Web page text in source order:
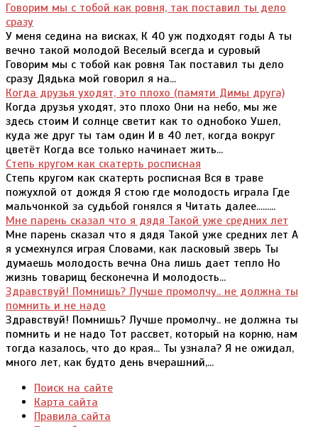
Говорим мы с тобой как ровня, так поставил ты дело
сразу
У меня седина на висках, К 40 уж подходят годы А ты
вечно такой молодой Веселый всегда и суровый
Говорим мы с тобой как ровня Так поставил ты дело
сразу Дядька мой говорил я на...
Когда друзья уходят, это плохо (памяти Димы друга)
Когда друзья уходят, это плохо Они на небо, мы же
здесь стоим И солнце светит как то однобоко Ушел,
куда же друг ты там один И в 40 лет, когда вокруг
цветёт Когда все только начинает жить...
Степь кругом как скатерть росписная
Степь кругом как скатерть росписная Вся в траве
пожухлой от дождя Я стою где молодость играла Где
мальчонкой за судьбой гонялся я Читать далее.........
Мне парень сказал что я дядя Такой уже средних лет
Мне парень сказал что я дядя Такой уже средних лет А
я усмехнулся играя Словами, как ласковый зверь Ты
думаешь молодость вечна Она лишь дает тепло Но
жизнь товарищ бесконечна И молодость...
Здравствуй! Помнишь? Лучше промолчу.. не должна ты
помнить и не надо
Здравствуй! Помнишь? Лучше промолчу.. не должна ты
помнить и не надо Тот рассвет, который на корню, нам
тогда казалось, что до края... Ты узнала? Я не ожидал,
много лет, как будто день вчерашний,...
Поиск на сайте
Карта сайта
Правила сайта